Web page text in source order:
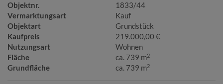
Objektnr.
1833/44
Vermarktungsart
Kauf
Objektart
Grundstück
Kaufpreis
219.000,00 €
Nutzungsart
Wohnen
Fläche
ca. 739 m2
Grundfläche ca. 739 m2